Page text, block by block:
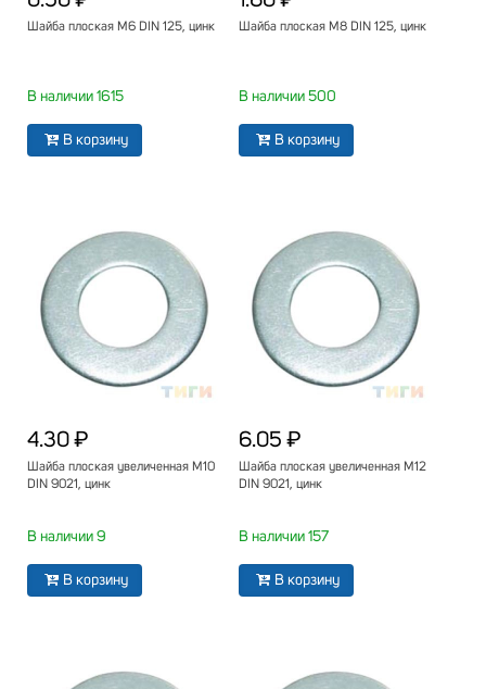
Шайба плоская М6 DIN 125, цинк
В наличии 1615
В корзину
Шайба плоская М8 DIN 125, цинк
В наличии 500
В корзину
4.30 ₽
Шайба плоская увеличенная М10
DIN 9021, цинк
В наличии 9
В корзину
6.05 ₽
Шайба плоская увеличенная М12
DIN 9021, цинк
В наличии 157
В корзину